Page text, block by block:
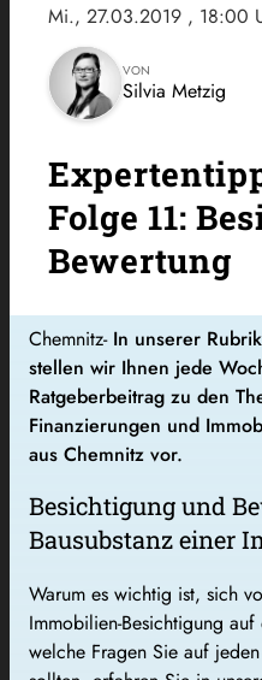
Mi., 27.03.2019 , 18:00
VON
Silvia Metzig
Folge 11:
Bewertung
Chemnitz- In unserer
stellen wir Ihnen jede
Ratgeberbeitrag zu den
Finanzierungen und
aus Chemnitz vor.
Besichtigung und
Bausubstanz einer
Warum es wichtig ist, sich
Immobilien-Besichtigung
welche Fragen Sie auf